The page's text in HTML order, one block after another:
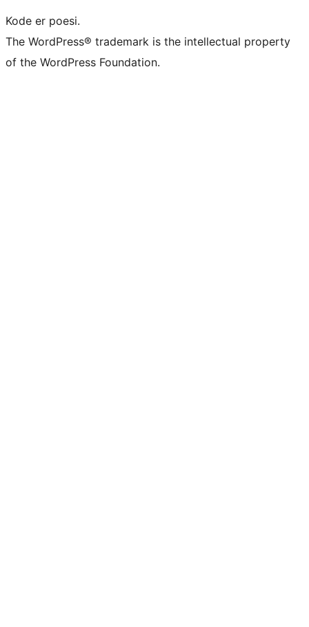
Kode er poesi.
The WordPress® trademark is the intellectual property
of the WordPress Foundation.